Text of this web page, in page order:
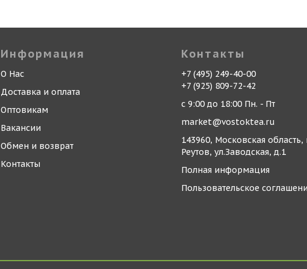
Информация
О Нас
Доставка и оплата
Оптовикам
Вакансии
Обмен и возврат
Контакты
Контакты
+7 (495) 249-40-00
+7 (925) 809-72-42
с 9:00 до 18:00 Пн. - Пт
market@vostoktea.ru
143960, Московская область,
Реутов, ул.Заводская, д.1
Полная информация
Пользовательское